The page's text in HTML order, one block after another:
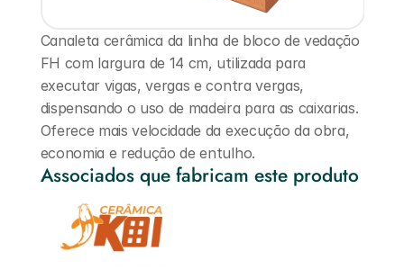
Associados que fabricam este produto
Canaleta cerâmica da linha de bloco de vedação
FH com largura de 14 cm, utilizada para
executar vigas, vergas e contra vergas,
dispensando o uso de madeira para as caixarias.
Oferece mais velocidade da execução da obra,
economia e redução de entulho.